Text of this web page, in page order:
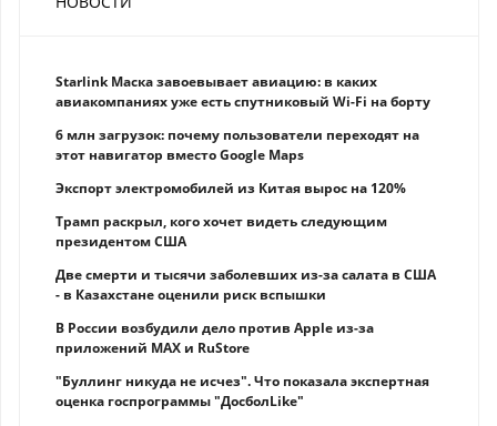
Starlink Маска завоевывает авиацию: в каких
авиакомпаниях уже есть спутниковый Wi-Fi на борту
6 млн загрузок: почему пользователи переходят на
этот навигатор вместо Google Maps
Экспорт электромобилей из Китая вырос на 120%
Трамп раскрыл, кого хочет видеть следующим
президентом США
Две смерти и тысячи заболевших из-за салата в США
- в Казахстане оценили риск вспышки
В России возбудили дело против Apple из-за
приложений MAX и RuStore
"Буллинг никуда не исчез". Что показала экспертная
оценка госпрограммы "ДосболLike"